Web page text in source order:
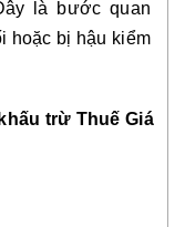
là bước quan
hoặc bị hậu kiểm
trừ Thuế Giá